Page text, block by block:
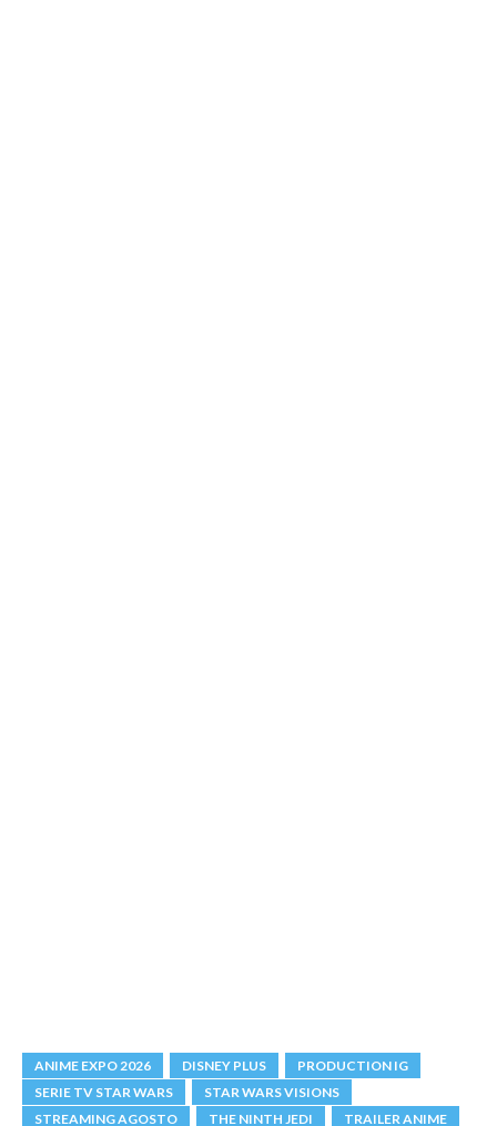
ANIME EXPO 2026 DISNEY PLUS
PRODUCTION IG
SERIE TV STAR WARS
STAR WARS VISIONS
STREAMING AGOSTO
THE NINTH JEDI TRAILER ANIME